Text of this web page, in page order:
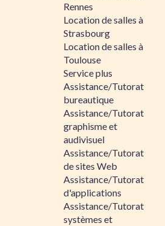
Rennes
Location de salles à
Strasbourg
Location de salles à
Toulouse
Service plus
Assistance/Tutorat
bureautique
Assistance/Tutorat
graphisme et
audivisuel
Assistance/Tutorat
de sites Web
Assistance/Tutorat
d'applications
Assistance/Tutorat
systèmes et